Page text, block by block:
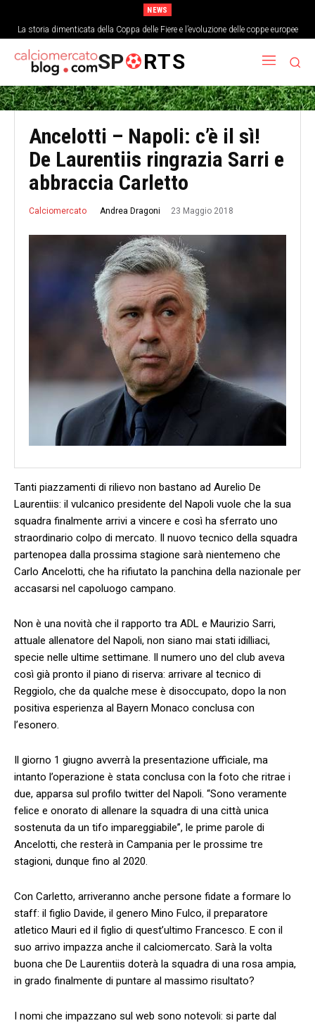
NEWS
La storia dimenticata della Coppa delle Fiere e l’evoluzione delle coppe europee
SP RTS
Ancelotti – Napoli: c’è il sì!
De Laurentiis ringrazia Sarri e
abbraccia Carletto
Calciomercato Andrea Dragoni 23 Maggio 2018
Tanti piazzamenti di rilievo non bastano ad Aurelio De
Laurentiis: il vulcanico presidente del Napoli vuole che la sua
squadra finalmente arrivi a vincere e così ha sferrato uno
straordinario colpo di mercato. Il nuovo tecnico della squadra
partenopea dalla prossima stagione sarà nientemeno che
Carlo Ancelotti, che ha rifiutato la panchina della nazionale per
accasarsi nel capoluogo campano.
Non è una novità che il rapporto tra ADL e Maurizio Sarri,
attuale allenatore del Napoli, non siano mai stati idilliaci,
specie nelle ultime settimane. Il numero uno del club aveva
così già pronto il piano di riserva: arrivare al tecnico di
Reggiolo, che da qualche mese è disoccupato, dopo la non
positiva esperienza al Bayern Monaco conclusa con
l’esonero.
Il giorno 1 giugno avverrà la presentazione ufficiale, ma
intanto l’operazione è stata conclusa con la foto che ritrae i
due, apparsa sul profilo twitter del Napoli. “Sono veramente
felice e onorato di allenare la squadra di una città unica
sostenuta da un tifo impareggiabile”, le prime parole di
Ancelotti, che resterà in Campania per le prossime tre
stagioni, dunque fino al 2020.
Con Carletto, arriveranno anche persone fidate a formare lo
staff: il figlio Davide, il genero Mino Fulco, il preparatore
atletico Mauri ed il figlio di quest’ultimo Francesco. E con il
suo arrivo impazza anche il calciomercato. Sarà la volta
buona che De Laurentiis doterà la squadra di una rosa ampia,
in grado finalmente di puntare al massimo risultato?
I nomi che impazzano sul web sono notevoli: si parte dal